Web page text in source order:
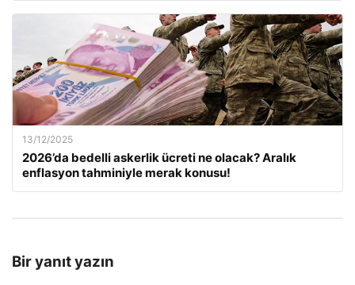
13/12/2025
2026’da bedelli askerlik ücreti ne olacak? Aralık
enflasyon tahminiyle merak konusu!
Bir yanıt yazın